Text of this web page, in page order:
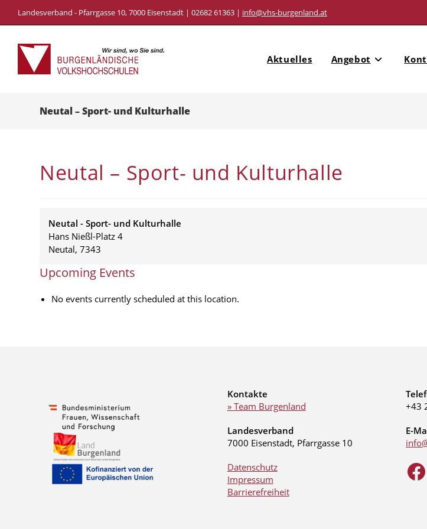
content
Landesverband - Pfarrgasse 10, 7000 Eisenstadt | 02682 61363 | info@vhs-burgenland.at
Aktuelles Angebot
Neutal – Sport- und Kulturhalle
Neutal – Sport- und Kulturhalle
Neutal - Sport- und Kulturhalle
Hans Nießl-Platz 4
Neutal,7343
Upcoming Events
No events currently scheduled at this location.
Kontakte
» Team Burgenland
Landesverband
7000 Eisenstadt, Pfarrgasse 10
Datenschutz
Impressum
Barrierefreiheit
+43
E-